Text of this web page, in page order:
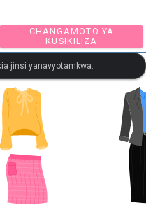
CHANGAMOTO
KUSIKILIZA
jinsi yanavyotamkwa.